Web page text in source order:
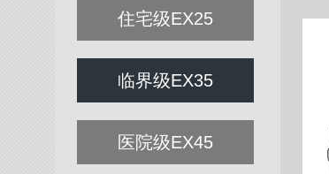
住宅级EX25
临界级EX35
医院级EX45